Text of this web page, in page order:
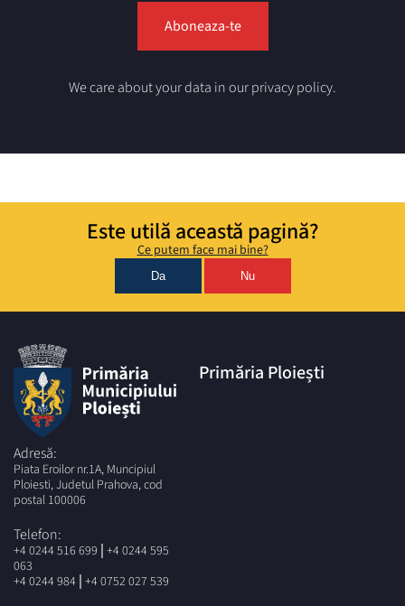
We care about your data in our privacy policy.
Este utilă această pagină?
Ce putem face mai bine?
Da Nu
Adresă:
Piata Eroilor nr.1A, Muncipiul
Ploiesti, Judetul Prahova, cod
postal 100006
Telefon:
+4 0244 516 699 | +4 0244 595
063
+4 0244 984 | +4 0752 027 539
Primăria Ploiești